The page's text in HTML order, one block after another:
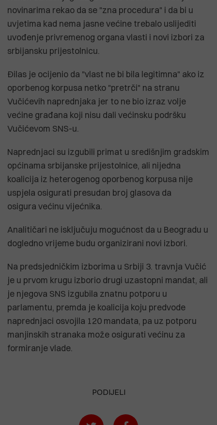
novinarima rekao da se "zna procedura" i da bi u
uvjetima kad nema jasne većine trebalo uslijediti
uvođenje privremenog organa vlasti i novi izbori za
srbijansku prijestolnicu.
Đilas je ocijenio da "vlast ne bi bila legitimna" ako iz
oporbenog korpusa netko "pretrči" na stranu
Vučićevih naprednjaka jer to ne bio izraz volje
većine građana koji nisu dali većinsku podršku
Vučićevom SNS-u.
Naprednjaci su izgubili primat u središnjim gradskim
općinama srbijanske prijestolnice, ali nijedna
koalicija iz heterogenog oporbenog korpusa nije
uspjela osigurati presudan broj glasova da
osigura većinu vijećnika.
Analitičari ne isključuju mogućnost da u Beogradu u
dogledno vrijeme budu organizirani novi izbori.
Na predsjedničkim izborima u Srbiji 3. travnja Vučić
je u prvom krugu izborio drugi uzastopni mandat, ali
je njegova SNS izgubila znatnu potporu u
parlamentu, premda je koalicija koju predvode
naprednjaci osvojila 120 mandata, pa uz potporu
manjinskih stranaka može osigurati većinu za
formiranje vlade.
PODIJELI